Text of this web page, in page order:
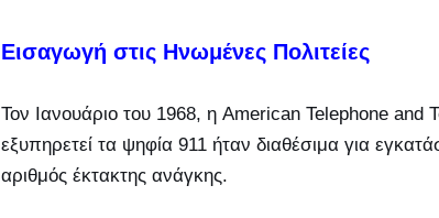
Εισαγωγή στις Ηνωμένες Πολιτείες
Τον Ιανουάριο του 1968, η American Telephone and
εξυπηρετεί τα ψηφία 911 ήταν διαθέσιμα για
αριθμός έκτακτης ανάγκης.